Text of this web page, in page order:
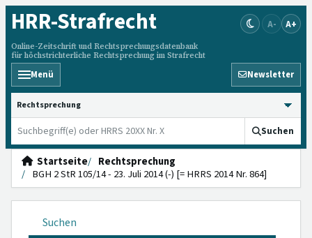
HRR-Strafrecht
Online-Zeitschrift und Rechtsprechungsdatenbank
für höchstrichterliche Rechtsprechung im Strafrecht
A- A+
Menü Newsletter
HRRS durchsuchen
Suchen
Startseite
Rechtsprechung
BGH 2 StR 105/14 - 23. Juli 2014 (-) [= HRRS 2014 Nr. 864]
Suchen